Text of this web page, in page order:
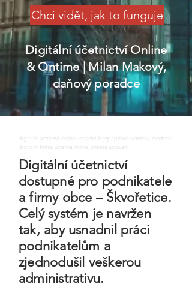
Chci vidět, jak to funguje
Digitální účetnictví Online
& Ontime| Milan Makový,
daňový poradce
digitalni uctnictvi, online uctnictvi, bezpapirove uctnictvi, moderni
digitalni firma, uctarna online, ontime uctovani
Digitální účetnictví
dostupné pro podnikatele
a firmy obce – Škvořetice.
Celý systém je navržen
tak, aby usnadnil práci
podnikatelům a
zjednodušil veškerou
administrativu.